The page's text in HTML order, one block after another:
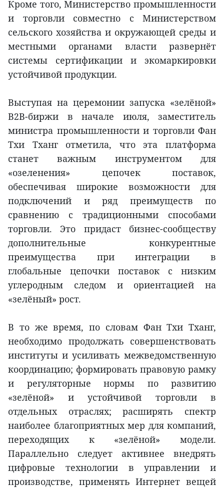
Кроме того, Министерство промышленности
и торговли совместно с Министерством
сельского хозяйства и окружающей среды и
местными органами власти развернёт
системы сертификации и экомаркировки
устойчивой продукции.
Выступая на церемонии запуска «зелёной»
B2B-биржи в начале июля, заместитель
министра промышленности и торговли Фан
Тхи Тханг отметила, что эта платформа
станет важным инструментом для
«озеленения» цепочек поставок,
обеспечивая широкие возможности для
подключений и ряд преимуществ по
сравнению с традиционными способами
торговли. Это придаст бизнес-сообществу
дополнительные конкурентные
преимущества при интеграции в
глобальные цепочки поставок с низким
углеродным следом и ориентацией на
«зелёный» рост.
В то же время, по словам Фан Тхи Тханг,
необходимо продолжать совершенствовать
институты и усиливать межведомственную
координацию; формировать правовую рамку
и регуляторные нормы по развитию
«зелёной» и устойчивой торговли в
отдельных отраслях; расширять спектр
наиболее благоприятных мер для компаний,
переходящих к «зелёной» модели.
Параллельно следует активнее внедрять
цифровые технологии в управлении и
производстве, применять Интернет вещей